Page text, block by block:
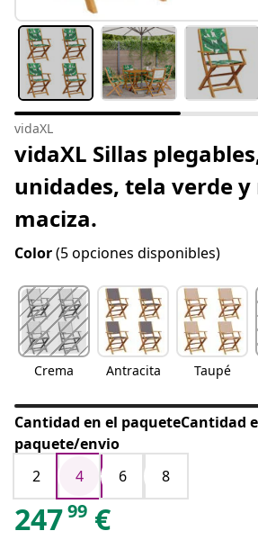
vidaXL
vidaXL Sillas
unidades, tela verde y
maciza.
Color(5 opciones disponibles)
Crema Antracita Taupé
Cantidad en el paqueteCantidad
paquete/envio
2
4 6 8
24799 €